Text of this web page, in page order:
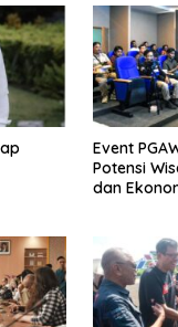
Event
Potensi
dan